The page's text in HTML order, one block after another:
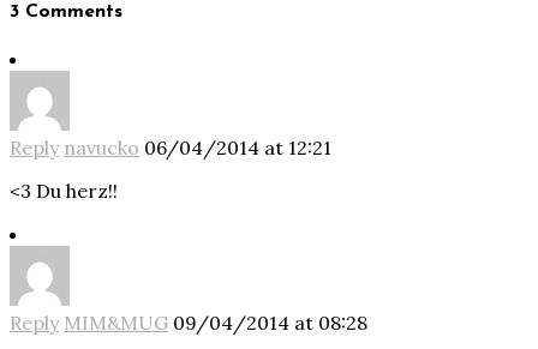
3 Comments
Reply navucko 06/04/2014 at 12:21
<3 Du herz!!
Reply MIM&MUG 09/04/2014 at 08:28